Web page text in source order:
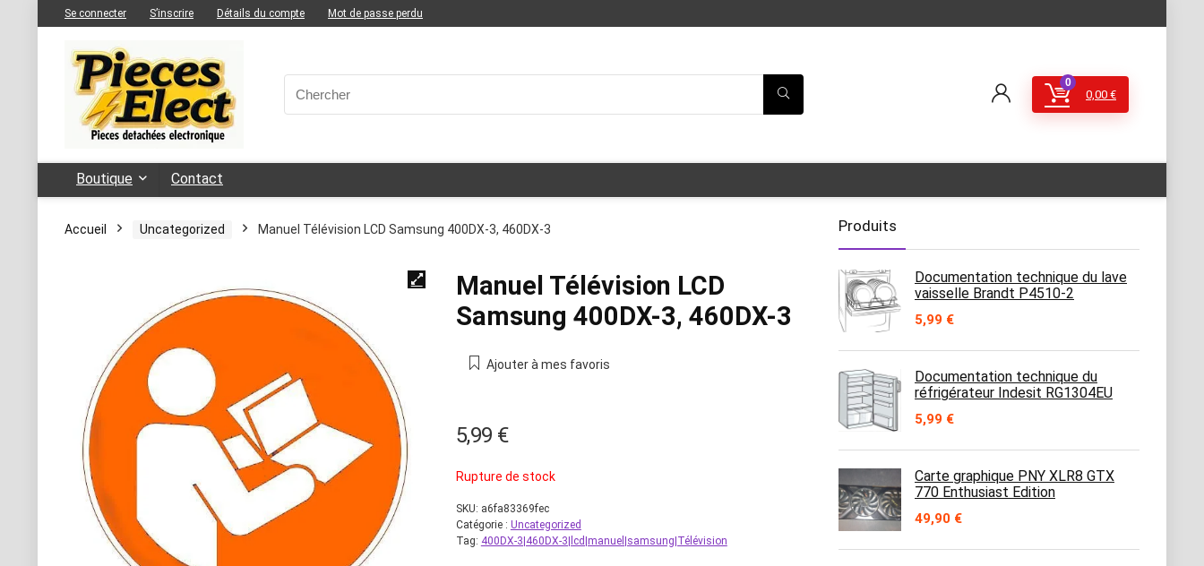
Se connecter S’inscrire Détails du compte Mot de passe perdu
0
0,00 €
Boutique Contact
Accueil Uncategorized Manuel Télévision LCD Samsung 400DX-3, 460DX-3
Manuel Télévision LCD
Samsung 400DX-3, 460DX-3
Ajouter à mes favoris
5,99 €
Rupture de stock
SKU: a6fa83369fec
Catégorie : Uncategorized
Tag: 400DX-3|460DX-3|lcd|manuel|samsung|Télévision
Produits
Documentation technique du lave
vaisselle Brandt P4510-2
5,99 €
Documentation technique du
réfrigérateur Indesit RG1304EU
5,99 €
Carte graphique PNY XLR8 GTX
770 Enthusiast Edition
49,90 €